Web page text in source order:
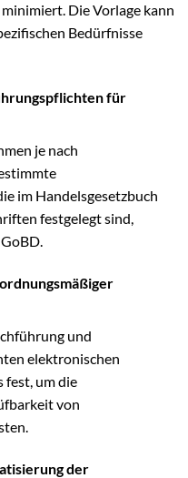
Die Vorlage kann
Bedürfnisse
für
je nach
im Handelsgesetzbuch
festgelegt sind,
und
elektronischen
fest, um die
von
der